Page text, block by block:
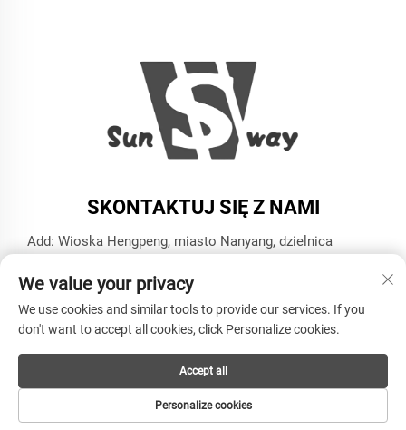
SKONTAKTUJ SIĘ Z NAMI
Add: Wioska Hengpeng, miasto Nanyang, dzielnica
Tel.:+86-13606543282
E-mail:[email protected]
Copyright © HANGZHOU SUNWAY INDUSTRY CO.,LTD
Wszelkie prawa zastrzeżone -Polityka prywatności
We value your privacy
We use cookies and similar tools to provide our services. If you
don't want to accept all cookies, click Personalize cookies.
Personalize cookies
Accept all